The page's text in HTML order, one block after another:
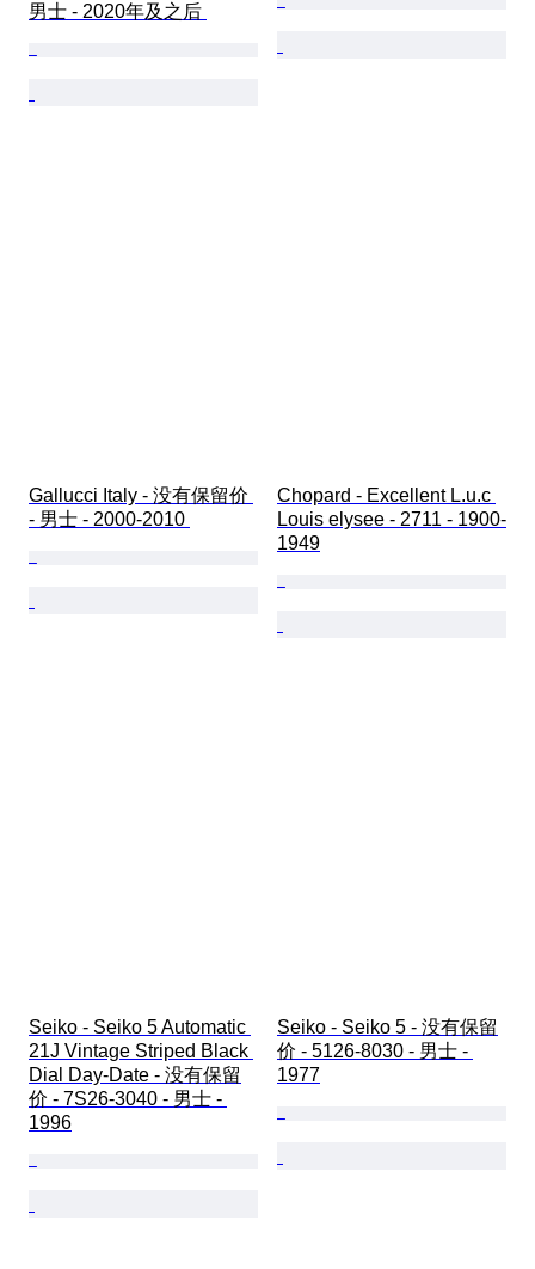
男士 - 2020年及之后
Gallucci Italy - 没有保留价
- 男士 - 2000-2010
Chopard - Excellent L.u.c
Louis elysee - 2711 - 1900-
1949
Seiko - Seiko 5 Automatic
21J Vintage Striped Black
Dial Day-Date - 没有保留
价 - 7S26-3040 - 男士 -
1996
Seiko - Seiko 5 - 没有保留
价 - 5126-8030 - 男士 -
1977